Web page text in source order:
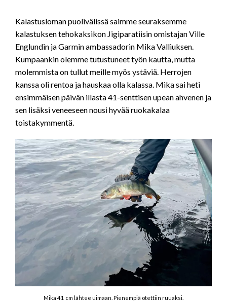
Kalastusloman puolivälissä saimme seuraksemme
kalastuksen tehokaksikon Jigiparatiisin omistajan Ville
Englundin ja Garmin ambassadorin Mika Valliuksen.
Kumpaankin olemme tutustuneet työn kautta, mutta
molemmista on tullut meille myös ystäviä. Herrojen
kanssa oli rentoa ja hauskaa olla kalassa. Mika sai heti
ensimmäisen päivän illasta 41-senttisen upean ahvenen ja
sen lisäksi veneeseen nousi hyvää ruokakalaa
toistakymmentä.
Mika 41 cm lähtee uimaan. Pienempiä otettiin ruuaksi.